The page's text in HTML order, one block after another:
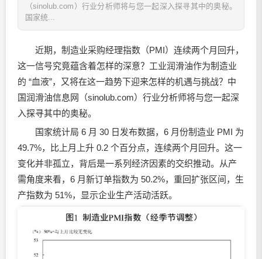
（sinolub.com）行业分析师将与您一起深入探寻其中的奥秘。
国家统...
近期，制造业采购经理指数（PMI）连续两个月回升，
这一信号究竟蕴含着怎样的深意？工业润滑油作为制造业
的 “血液”，又将在这一趋势下迎来怎样的机遇与挑战？中
国润滑油信息网（sinolub.com）行业分析师将与您一起深
入探寻其中的奥秘。
国家统计局 6 月 30 日发布数据，6 月份制造业 PMI 为
49.7%，比上月上升 0.2 个百分点，连续两个月回升。这一
变化并非孤立，背后是一系列经济因素的交织推动。从产
需角度来看，6 月新订单指数为 50.2%，重回扩张区间，生
产指数为 51%，显示企业生产活动活跃。